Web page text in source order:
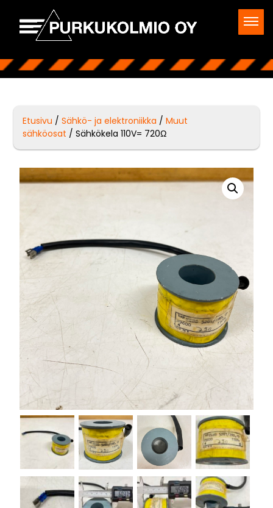
Etusivu /Sähkö- ja elektroniikka /Muut
sähköosat / Sähkökela 110V= 720Ω